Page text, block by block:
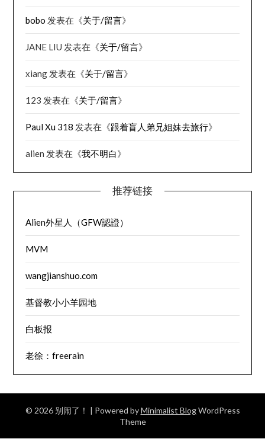
bobo 发表在《关于/留言》
JANE LIU 发表在《关于/留言》
xiang 发表在《关于/留言》
123 发表在《关于/留言》
Paul Xu 318 发表在《跟着盲人弟兄姐妹去旅行》
alien 发表在《我不明白》
推荐链接
Alien外星人（GFW認證）
MVM
wangjianshuo.com
基督教小小羊园地
白板报
老徐：freerain
© 2026 别闹了！ | Powered byMinimalist BlogWordPress
Theme